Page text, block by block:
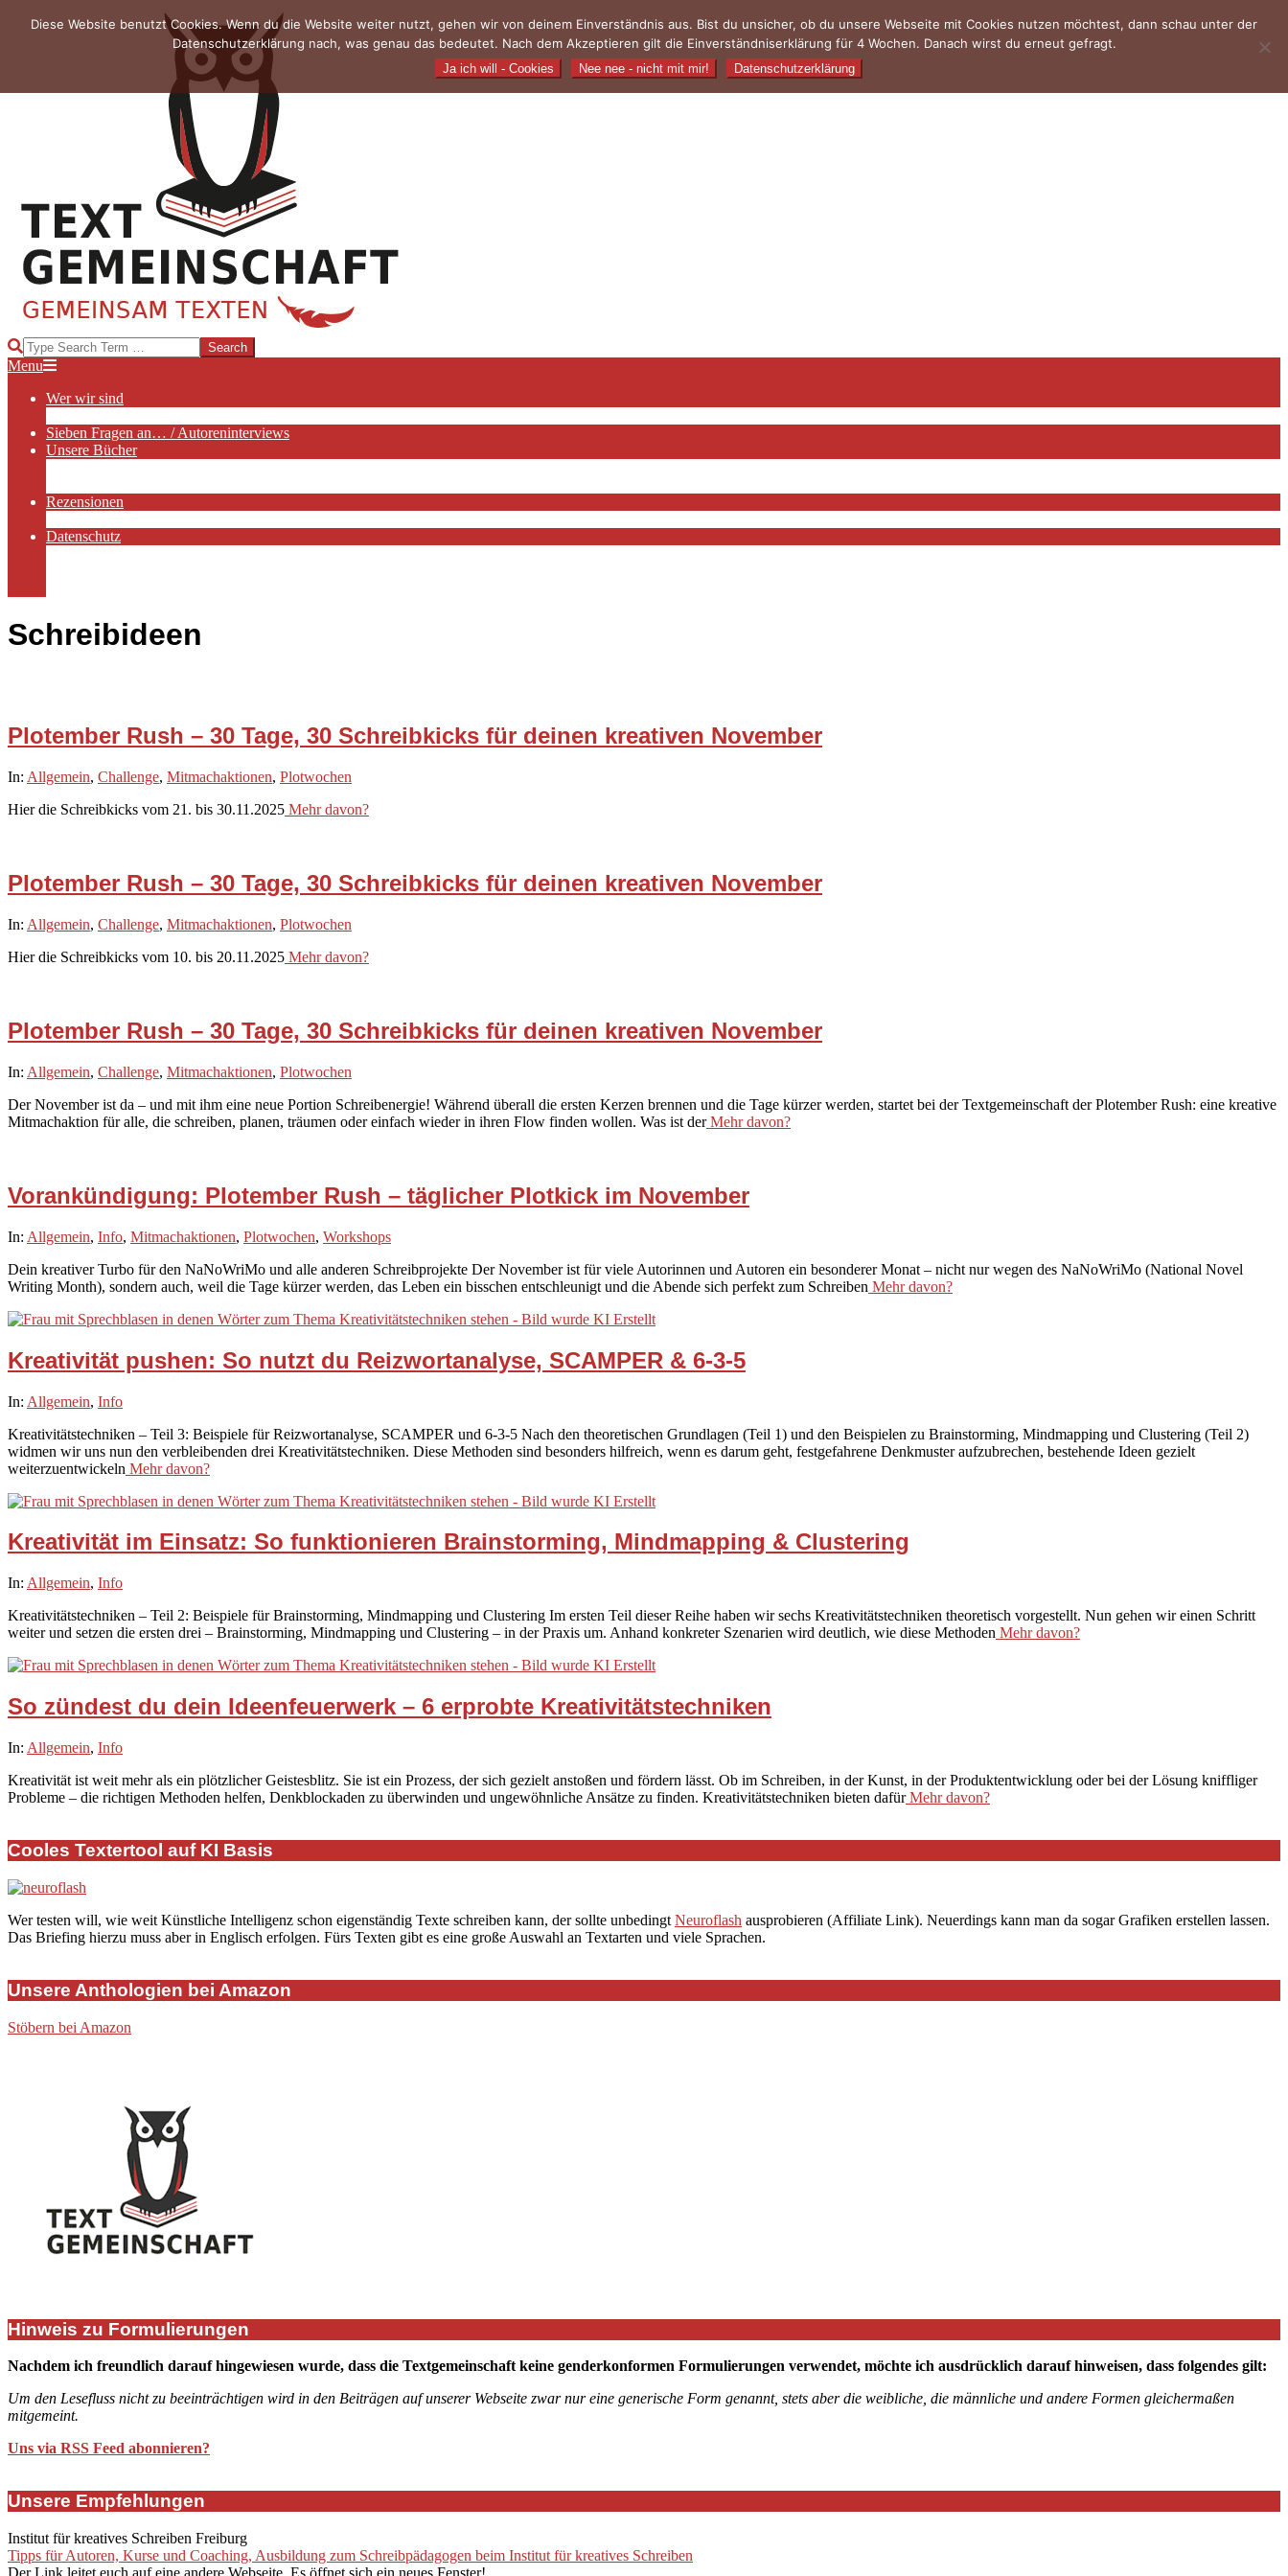
TEXTGEMEINSCHAFT
Search
Primary
Menu
Menu
Wer wir sind
Sieben Fragen an… / Autoreninterviews
Unsere Bücher
Rezensionen
Datenschutz
Schreibideen
Plotember Rush – 30 Tage, 30 Schreibkicks für deinen kreativen November
2025-
21
In: Allgemein, Challenge, Mitmachaktionen, Plotwochen
Hier die Schreibkicks vom 21. bis 30.11.2025 Mehr davon?
Plotember Rush – 30 Tage, 30 Schreibkicks für deinen kreativen November
2025-
10
In: Allgemein, Challenge, Mitmachaktionen, Plotwochen
Hier die Schreibkicks vom 10. bis 20.11.2025 Mehr davon?
Plotember Rush – 30 Tage, 30 Schreibkicks für deinen kreativen November
2025-
01
In: Allgemein, Challenge, Mitmachaktionen, Plotwochen
Der November ist da – und mit ihm eine neue Portion Schreibenergie! Während überall die ersten Kerzen brennen und die Tage kürzer werden, startet bei der Textgemeinschaft der Plotember Rush: eine kreative
Mitmachaktion für alle, die schreiben, planen, träumen oder einfach wieder in ihren Flow finden wollen. Was ist derMehr davon?
Vorankündigung: Plotember Rush – täglicher Plotkick im November
2025-
13
In: Allgemein, Info, Mitmachaktionen, Plotwochen, Workshops
Dein kreativer Turbo für den NaNoWriMo und alle anderen Schreibprojekte Der November ist für viele Autorinnen und Autoren ein besonderer Monat – nicht nur wegen des NaNoWriMo (National Novel
Writing Month), sondern auch, weil die Tage kürzer werden, das Leben ein bisschen entschleunigt und die Abende sich perfekt zum Schreiben Mehr davon?
Kreativität pushen: So nutzt du Reizwortanalyse, SCAMPER & 6-3-5
2025-
29
In: Allgemein, Info
Kreativitätstechniken – Teil 3: Beispiele für Reizwortanalyse, SCAMPER und 6-3-5 Nach den theoretischen Grundlagen (Teil 1) und den Beispielen zu Brainstorming, Mindmapping und Clustering (Teil 2)
widmen wir uns nun den verbleibenden drei Kreativitätstechniken. Diese Methoden sind besonders hilfreich, wenn es darum geht, festgefahrene Denkmuster aufzubrechen, bestehende Ideen gezielt
weiterzuentwickeln Mehr davon?
Kreativität im Einsatz: So funktionieren Brainstorming, Mindmapping & Clustering
2025-
25
In: Allgemein, Info
Kreativitätstechniken – Teil 2: Beispiele für Brainstorming, Mindmapping und Clustering Im ersten Teil dieser Reihe haben wir sechs Kreativitätstechniken theoretisch vorgestellt. Nun gehen wir einen Schritt
weiter und setzen die ersten drei – Brainstorming, Mindmapping und Clustering – in der Praxis um. Anhand konkreter Szenarien wird deutlich, wie diese Methoden Mehr davon?
So zündest du dein Ideenfeuerwerk – 6 erprobte Kreativitätstechniken
2025-
22
In: Allgemein, Info
Kreativität ist weit mehr als ein plötzlicher Geistesblitz. Sie ist ein Prozess, der sich gezielt anstoßen und fördern lässt. Ob im Schreiben, in der Kunst, in der Produktentwicklung oder bei der Lösung kniffliger
Probleme – die richtigen Methoden helfen, Denkblockaden zu überwinden und ungewöhnliche Ansätze zu finden. Kreativitätstechniken bieten dafürMehr davon?
Cooles Textertool auf KI Basis
Wer testen will, wie weit Künstliche Intelligenz schon eigenständig Texte schreiben kann, der sollte unbedingt Neuroflash ausprobieren (Affiliate Link). Neuerdings kann man da sogar Grafiken erstellen lassen.
Das Briefing hierzu muss aber in Englisch erfolgen. Fürs Texten gibt es eine große Auswahl an Textarten und viele Sprachen.
Unsere Anthologien bei Amazon
Stöbern bei Amazon
Hinweis zu Formulierungen
Nachdem ich freundlich darauf hingewiesen wurde, dass die Textgemeinschaft keine genderkonformen Formulierungen verwendet, möchte ich ausdrücklich darauf hinweisen, dass folgendes gilt:
Um den Lesefluss nicht zu beeinträchtigen wird in den Beiträgen auf unserer Webseite zwar nur eine generische Form genannt, stets aber die weibliche, die männliche und andere Formen gleichermaßen
mitgemeint.
Uns via RSS Feed abonnieren?
Unsere Empfehlungen
Institut für kreatives Schreiben Freiburg
Tipps für Autoren, Kurse und Coaching, Ausbildung zum Schreibpädagogen beim Institut für kreatives Schreiben
Der Link leitet euch auf eine andere Webseite. Es öffnet sich ein neues Fenster!
Diese Website benutzt Cookies. Wenn du die Website weiter nutzt, gehen wir von deinem Einverständnis aus. Bist du unsicher, ob du unsere Webseite mit Cookies nutzen möchtest, dann schau unter der
Datenschutzerklärung nach, was genau das bedeutet. Nach dem Akzeptieren gilt die Einverständniserklärung für 4 Wochen. Danach wirst du erneut gefragt.
Ja ich will - Cookies Nee nee - nicht mit mir! Datenschutzerklärung